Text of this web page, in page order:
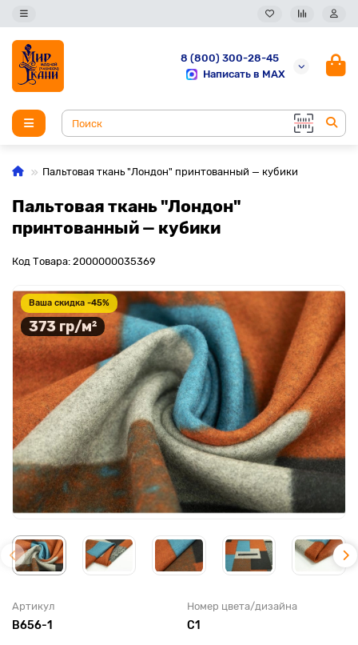
8 (800) 300-28-45
Написать в MAX
Пальтовая ткань "Лондон" принтованный — кубики
Пальтовая ткань "Лондон"
принтованный — кубики
Код Товара: 2000000035369
Ваша скидка -45%
373 гр/м²
Артикул
B656-1
Номер цвета/дизайна
С1